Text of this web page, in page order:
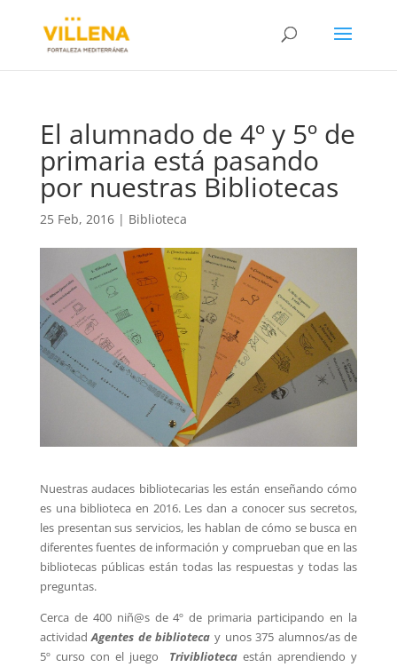
El alumnado de 4º y 5º de
primaria está pasando
por nuestras Bibliotecas
25 Feb, 2016| Biblioteca
Nuestras audaces bibliotecarias les están enseñando cómo
es una biblioteca en 2016. Les dan a conocer sus secretos,
les presentan sus servicios, les hablan de cómo se busca en
diferentes fuentes de información y comprueban que en las
bibliotecas públicas están todas las respuestas y todas las
preguntas.
Cerca de 400 niñ@s de 4º de primaria participando en la
actividadAgentes de biblioteca y unos 375 alumnos/as de
5º curso con el juego Trivibliotecaestán aprendiendo y